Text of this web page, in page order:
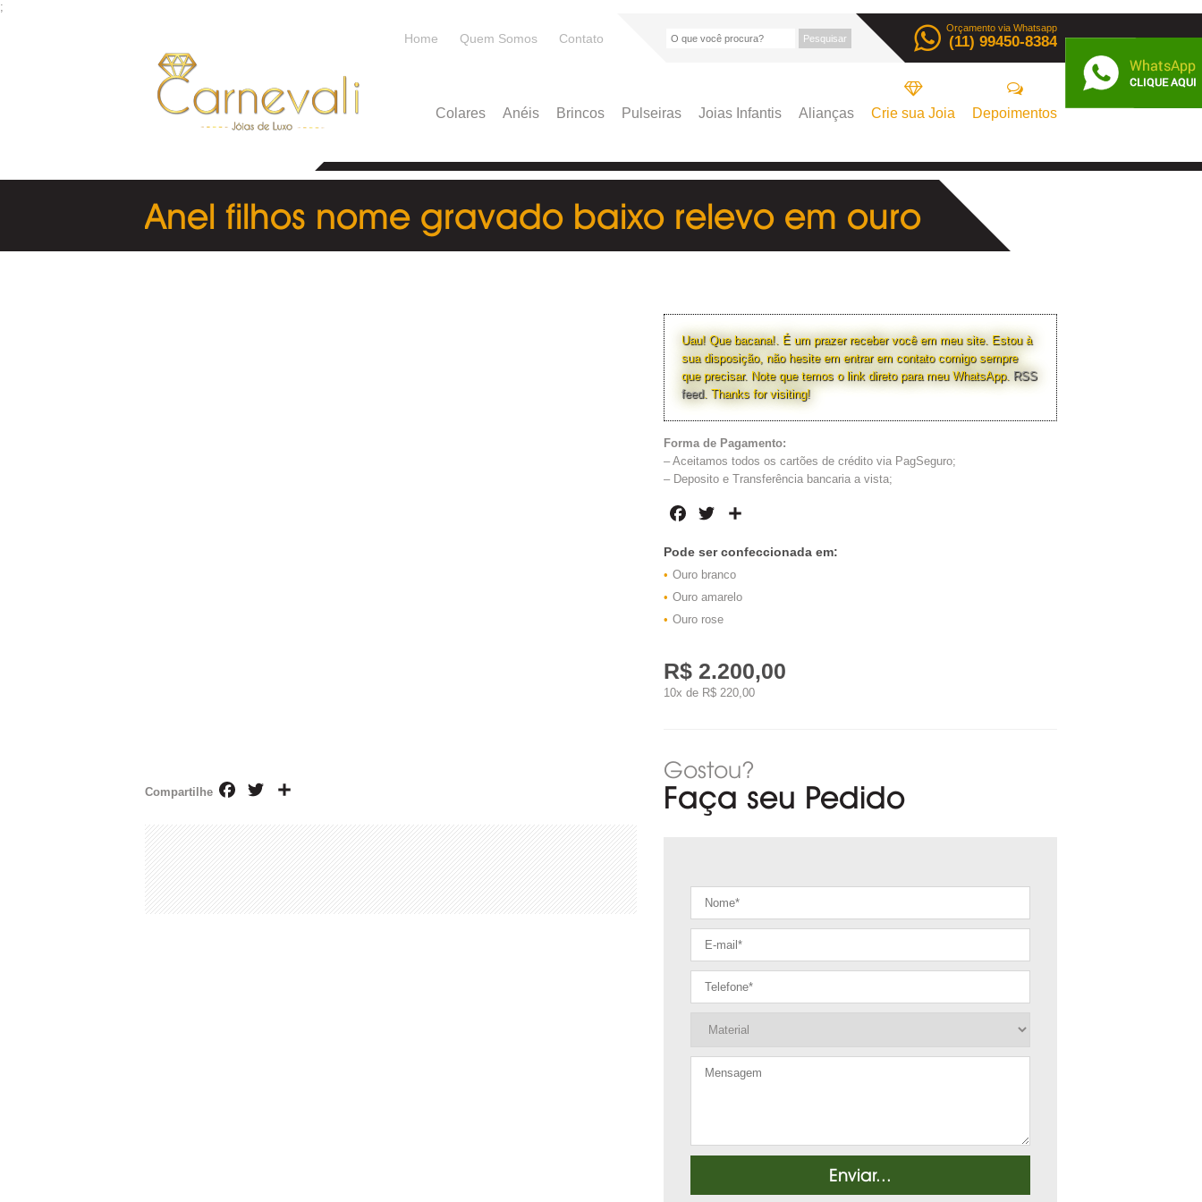
;
Home Quem Somos Contato
Orçamento via Whatsapp
(11) 99450-8384
Colares Anéis Brincos Pulseiras Joias Infantis Alianças Crie sua Joia Depoimentos
Anel filhos nome gravado baixo relevo em ouro
Compartilhe Facebook
Twitter
Uau! Que bacana!. É um prazer receber você em meu site. Estou à
sua disposição, não hesite em entrar em contato comigo sempre
que precisar. Note que temos o link direto para meu WhatsApp. RSS
feed. Thanks for visiting!
Forma de Pagamento:
– Aceitamos todos os cartões de crédito via PagSeguro;
– Deposito e Transferência bancaria a vista;
Facebook
Twitter
Pode ser confeccionada em:
Ouro branco
Ouro amarelo
Ouro rose
R$ 2.200,00
10x de R$ 220,00
Gostou?
Faça seu Pedido